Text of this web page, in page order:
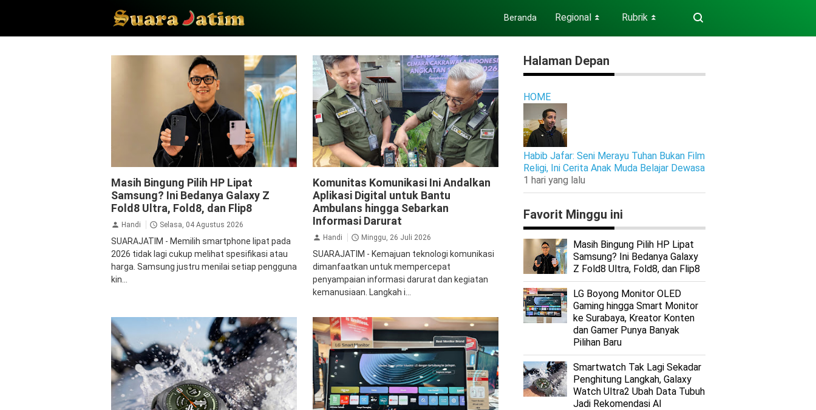
Beranda Regional ⏬ Rubrik ⏬
Masih Bingung Pilih HP Lipat
Samsung? Ini Bedanya Galaxy Z
Fold8 Ultra, Fold8, dan Flip8
Handi Selasa, 04 Agustus 2026
SUARAJATIM - Memilih smartphone lipat pada
2026 tidak lagi cukup melihat spesifikasi atau
harga. Samsung justru menilai setiap pengguna
kin...
Komunitas Komunikasi Ini Andalkan
Aplikasi Digital untuk Bantu
Ambulans hingga Sebarkan
Informasi Darurat
Handi Minggu, 26 Juli 2026
SUARAJATIM - Kemajuan teknologi komunikasi
dimanfaatkan untuk mempercepat
penyampaian informasi darurat dan kegiatan
kemanusiaan. Langkah i...
Halaman Depan
HOME
Habib Jafar: Seni Merayu Tuhan Bukan Film
Religi, Ini Cerita Anak Muda Belajar Dewasa
1 hari yang lalu
Favorit Minggu ini
Masih Bingung Pilih HP Lipat
Samsung? Ini Bedanya Galaxy
Z Fold8 Ultra, Fold8, dan Flip8
LG Boyong Monitor OLED
Gaming hingga Smart Monitor
ke Surabaya, Kreator Konten
dan Gamer Punya Banyak
Pilihan Baru
Smartwatch Tak Lagi Sekadar
Penghitung Langkah, Galaxy
Watch Ultra2 Ubah Data Tubuh
Jadi Rekomendasi AI